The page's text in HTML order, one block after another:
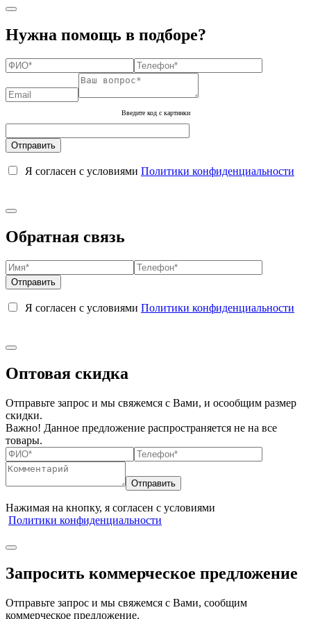
Нужна помощь в подборе?
Введите код с картинки
Я согласен с условиями Политики конфиденциальности
Обратная связь
Я согласен с условиями Политики конфиденциальности
Оптовая скидка
Отправьте запрос и мы свяжемся с Вами, и осообщим размер
скидки.
Важно! Данное предложение распространяется не на все
товары.
Нажимая на кнопку, я согласен с условиями
Политики конфиденциальности
Запросить коммерческое предложение
Отправьте запрос и мы свяжемся с Вами, сообщим
коммерческое предложение.